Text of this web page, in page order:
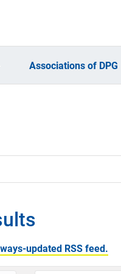
Associations of DPG
updated RSS feed.